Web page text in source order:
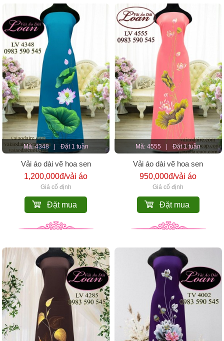
Mã: 4348 Đặt 1 tuần
Vải áo dài vẽ hoa sen
1,200,000đ/vải áo
Giá cố định
Đặt mua
Mã: 4555 Đặt 1 tuần
Vải áo dài vẽ hoa sen
950,000đ/vải áo
Giá cố định
Đặt mua